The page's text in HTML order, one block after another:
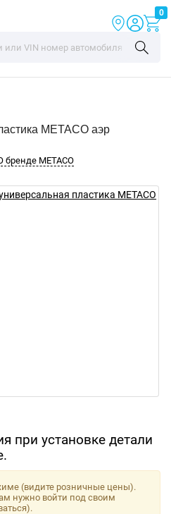
0
METACO аэр
бренде METACO
при установке детали
(видите розничные цены).
нужно войти под своим